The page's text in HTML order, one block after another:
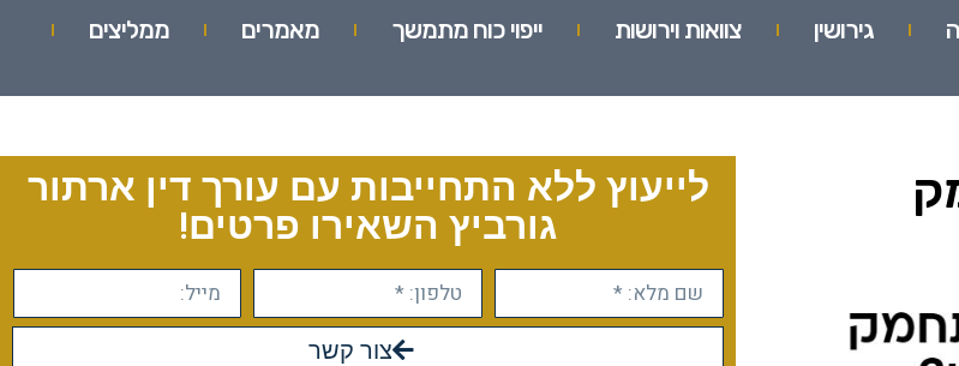
גירושין צוואות וירושות ייפוי כוח מתמשך מאמרים
ממליצים
לייעוץ ללא התחייבות עם עורך דין ארתור
גורביץ השאירו פרטים!
צור קשר